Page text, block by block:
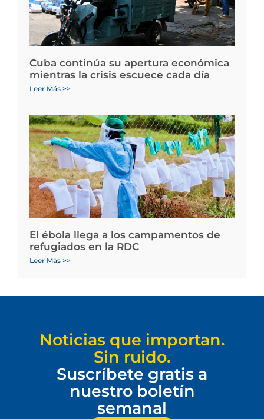
Cuba continúa su apertura económica
mientras la crisis escuece cada día
Leer Más >>
El ébola llega a los campamentos de
refugiados en la RDC
Leer Más >>
Noticias que importan.
Sin ruido.
Suscríbete gratis a
nuestro boletín
semanal